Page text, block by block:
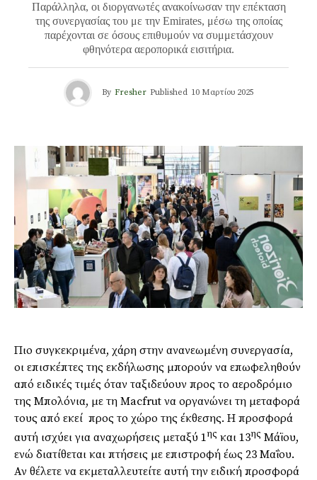
Παράλληλα, οι διοργανωτές ανακοίνωσαν την επέκταση
της συνεργασίας του με την Emirates, μέσω της οποίας
παρέχονται σε όσους επιθυμούν να συμμετάσχουν
φθηνότερα αεροπορικά εισιτήρια.
By Fresher Published 10 Μαρτίου 2025
Πιο συγκεκριμένα, χάρη στην ανανεωμένη συνεργασία,
οι επισκέπτες της εκδήλωσης μπορούν να επωφεληθούν
από ειδικές τιμές όταν ταξιδεύουν προς το αεροδρόμιο
της Μπολόνια, με τη Macfrut να οργανώνει τη μεταφορά
τους από εκεί προς το χώρο της έκθεσης. Η προσφορά
αυτή ισχύει για αναχωρήσεις μεταξύ 1ης και 13ης Μάϊου,
ενώ διατίθεται και πτήσεις με επιστροφή έως 23 Μαΐου.
Αν θέλετε να εκμεταλλευτείτε αυτή την ειδική προσφορά